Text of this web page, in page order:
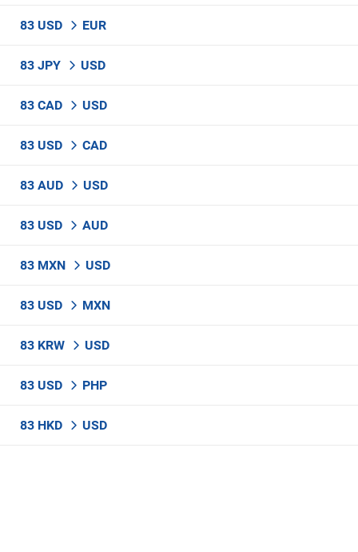
83 USD EUR
83 JPY USD
83 CAD USD
83 USD CAD
83 AUD USD
83 USD AUD
83 MXN USD
83 USD MXN
83 KRW USD
83 USD PHP
83 HKD USD